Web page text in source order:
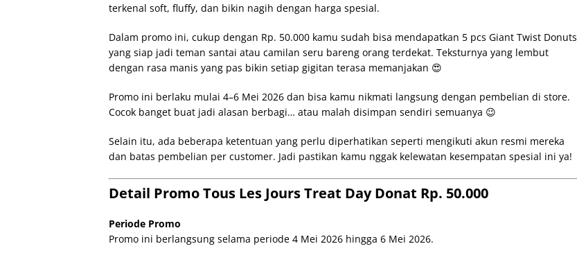
terkenal soft, fluffy, dan bikin nagih dengan harga spesial.
Dalam promo ini, cukup dengan Rp. 50.000 kamu sudah bisa mendapatkan 5 pcs Giant Twist Donuts
yang siap jadi teman santai atau camilan seru bareng orang terdekat. Teksturnya yang lembut
dengan rasa manis yang pas bikin setiap gigitan terasa memanjakan 😍
Promo ini berlaku mulai 4–6 Mei 2026 dan bisa kamu nikmati langsung dengan pembelian di store.
Cocok banget buat jadi alasan berbagi… atau malah disimpan sendiri semuanya 😉
Selain itu, ada beberapa ketentuan yang perlu diperhatikan seperti mengikuti akun resmi mereka
dan batas pembelian per customer. Jadi pastikan kamu nggak kelewatan kesempatan spesial ini ya!
Detail Promo Tous Les Jours Treat Day Donat Rp. 50.000
Periode Promo
Promo ini berlangsung selama periode 4 Mei 2026 hingga 6 Mei 2026.